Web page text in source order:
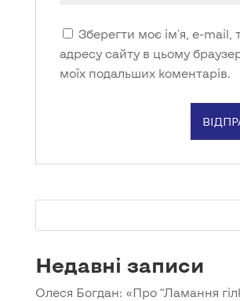
Зберегти моє ім'я, e-mail,
адресу сайту в цьому
моїх подальших коментарів.
Недавні записи
Олеся Богдан: «Про “Ламання